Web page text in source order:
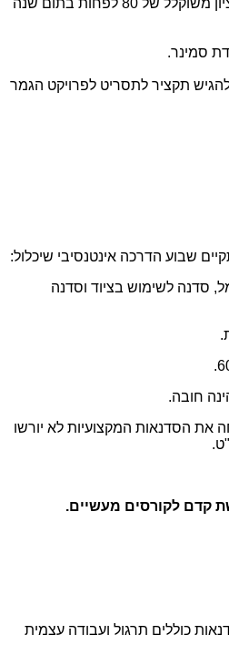
סמינר.
תקציר לתסריט לפרויקט הגמר
שבוע הדרכה אינטנסיבי שיכלול:
סדנה לשימוש בציוד וסדנה
חובה.
את הסדנאות המקצועיות לא יורשו
קדם לקורסים מעשיים.
כוללים תרגול ועבודה עצמית